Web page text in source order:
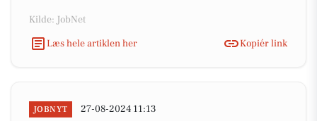
Kilde: JobNet
Læs hele artiklen her
Kopiér link
JOBNYT 27-08-2024 11:13